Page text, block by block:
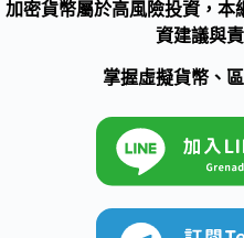
加密貨幣屬於高風險投資，本
資建議與責
掌握虛擬貨幣、